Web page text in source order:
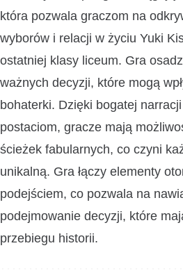
która pozwala graczom na
wyborów i relacji w życiu Yuki
ostatniej klasy liceum. Gra
ważnych decyzji, które mogą
bohaterki. Dzięki bogatej
postaciom, gracze mają
ścieżek fabularnych, co czyni
unikalną. Gra łączy elementy
podejściem, co pozwala na
podejmowanie decyzji, które
przebiegu historii.